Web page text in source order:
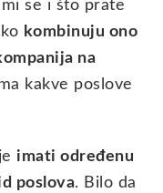
se i što prate
kombinuju ono
na
kakve poslove
imati određenu
poslova. Bilo da